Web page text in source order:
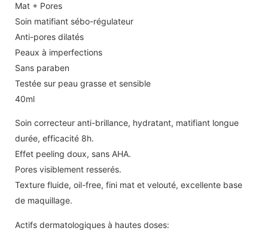
Mat + Pores
Soin matifiant sébo-régulateur
Anti-pores dilatés
Peaux à imperfections
Sans paraben
Testée sur peau grasse et sensible
40ml
Soin correcteur anti-brillance, hydratant, matifiant longue
durée, efficacité 8h.
Effet peeling doux, sans AHA.
Pores visiblement resserés.
Texture fluide, oil-free, fini mat et velouté, excellente base
de maquillage.
Actifs dermatologiques à hautes doses: